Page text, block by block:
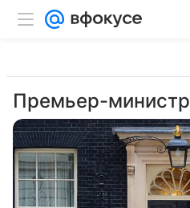
Премьер-министр